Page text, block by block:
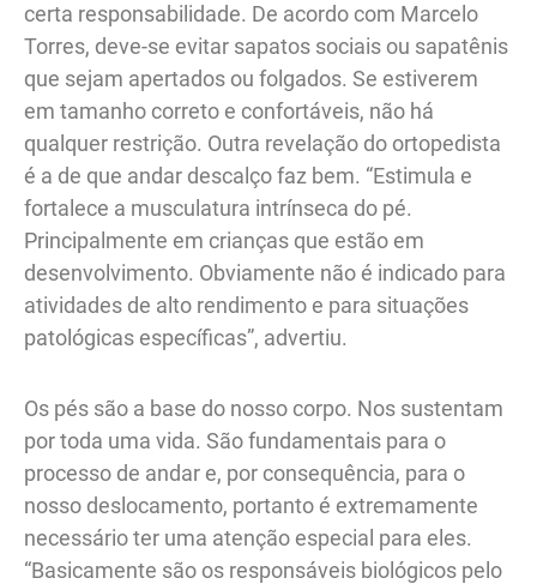
certa responsabilidade. De acordo com Marcelo
Torres, deve-se evitar sapatos sociais ou sapatênis
que sejam apertados ou folgados. Se estiverem
em tamanho correto e confortáveis, não há
qualquer restrição. Outra revelação do ortopedista
é a de que andar descalço faz bem. “Estimula e
fortalece a musculatura intrínseca do pé.
Principalmente em crianças que estão em
desenvolvimento. Obviamente não é indicado para
atividades de alto rendimento e para situações
patológicas específicas”, advertiu.
Os pés são a base do nosso corpo. Nos sustentam
por toda uma vida. São fundamentais para o
processo de andar e, por consequência, para o
nosso deslocamento, portanto é extremamente
necessário ter uma atenção especial para eles.
“Basicamente são os responsáveis biológicos pelo